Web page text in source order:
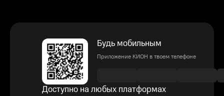
Будь мобильным
Приложение КИОН в твоем телефоне
Доступно на любых платформах